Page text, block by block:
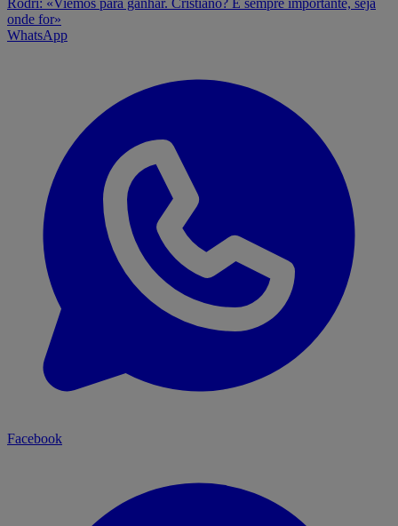
Rodri: «Viemos para ganhar. Cristiano? É sempre importante, seja
onde for»
WhatsApp
Facebook